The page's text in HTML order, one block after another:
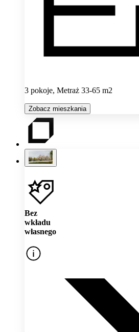
3 pokoje, Metraż 33-65 m2
Zobacz mieszkania
Bez
wkładu
własnego